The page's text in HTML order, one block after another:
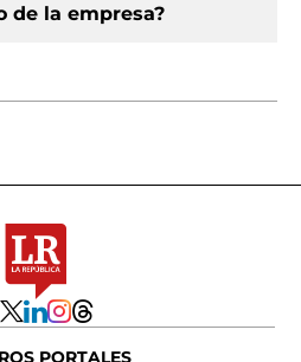
de la empresa?
PORTALES